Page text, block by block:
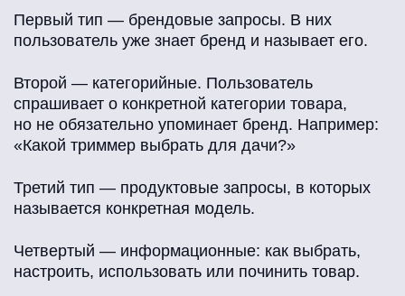
Первый тип — брендовые запросы. В них
пользователь уже знает бренд и называет его.
Второй — категорийные. Пользователь
спрашивает о конкретной категории товара,
но не обязательно упоминает бренд. Например:
«Какой триммер выбрать для дачи?»
Третий тип — продуктовые запросы, в которых
называется конкретная модель.
Четвертый — информационные: как выбрать,
настроить, использовать или починить товар.